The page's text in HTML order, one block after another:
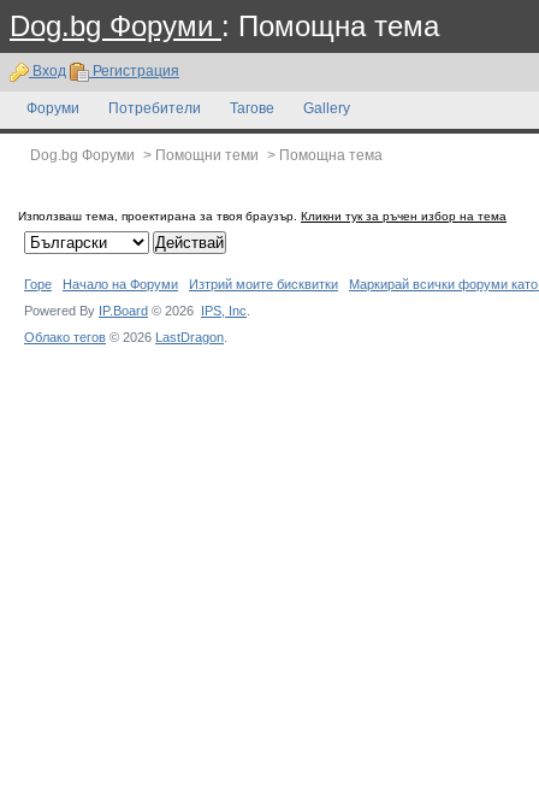
Dog.bg Форуми : Помощна тема
Вход Регистрация
Форуми Потребители Тагове Gallery
Dog.bg Форуми > Помощни теми > Помощна тема
Използваш тема, проектирана за твоя браузър. Кликни тук за ръчен избор на тема
Горе Начало на Форуми Изтрий моите бисквитки
Маркирай всички форуми
Powered By IP.Board © 2026 IPS, Inc
Облако тегов © 2026 LastDragon